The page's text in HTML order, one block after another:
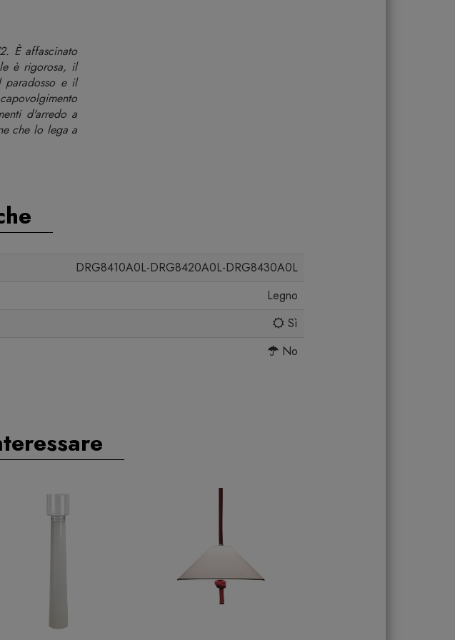
È affascinato
è rigorosa, il
paradosso e il
d'arredo a
che lo lega a
DRG8410A0L-DRG8420A0L-DRG8430A0L
Legno
Sì
No